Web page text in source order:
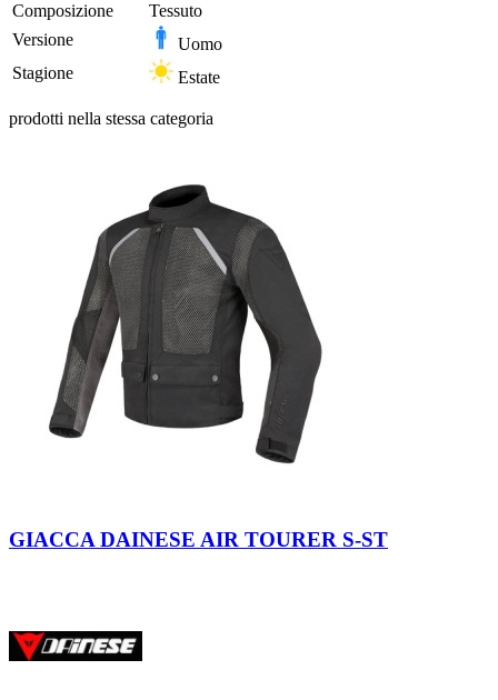
Composizione
Tessuto
Versione
Uomo
Stagione
Estate
prodotti nella stessa categoria
Anthracite-
Black
GIACCA DAINESE AIR TOURER S-ST